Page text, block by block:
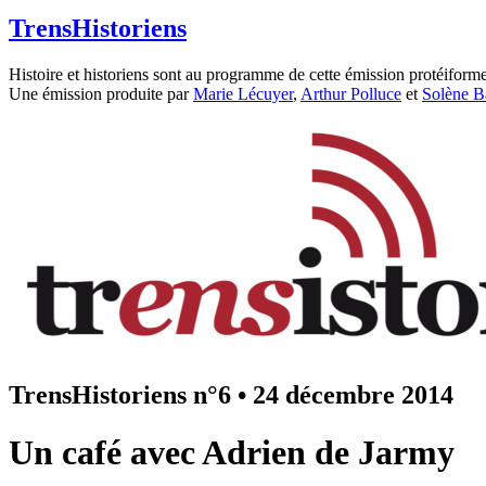
TrensHistoriens
Histoire et historiens sont au programme de cette émission
Une émission produite parMarie Lécuyer, Arthur Polluce et Solène
TrensHistoriens n°6 • 24 décembre 2014
Un café avec Adrien de Jarmy